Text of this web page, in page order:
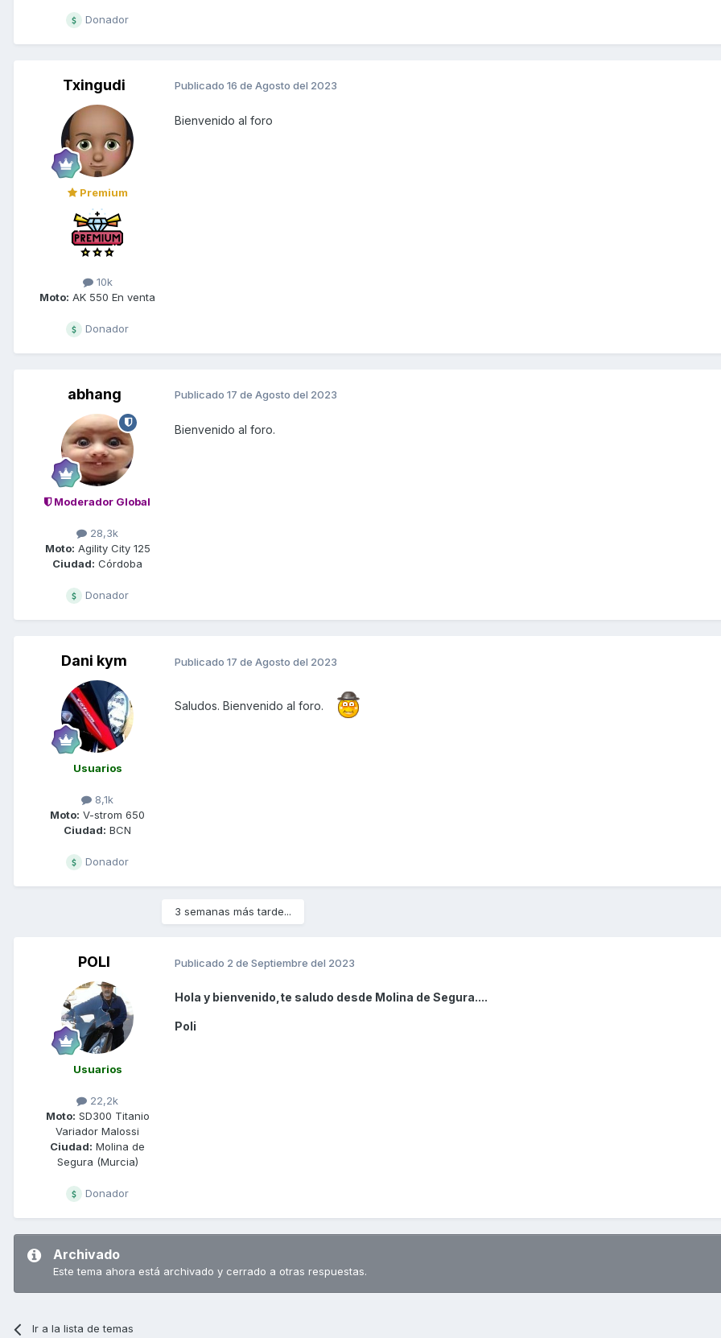
Donador
Txingudi
Premium
10k
Moto: AK 550 En venta
Donador
Publicado 16 de Agosto del 2023
Bienvenido al foro
abhang
Moderador Global
28,3k
Moto: Agility City 125
Ciudad: Córdoba
Donador
Publicado 17 de Agosto del 2023
Bienvenido al foro.
Dani kym
Usuarios
8,1k
Moto: V-strom 650
Ciudad: BCN
Donador
Publicado 17 de Agosto del 2023
Saludos. Bienvenido al foro.
3 semanas más tarde...
POLI
Usuarios
22,2k
Moto: SD300 Titanio
Variador Malossi
Ciudad: Molina de
Segura (Murcia)
Donador
Publicado 2 de Septiembre del 2023
Hola y bienvenido,te saludo desde Molina de Segura....
Poli
Archivado
Este tema ahora está archivado y cerrado a otras respuestas.
Ir a la lista de temas